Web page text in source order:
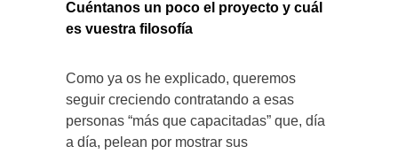
Cuéntanos un poco el proyecto y cuál
es vuestra filosofía
Como ya os he explicado, queremos
seguir creciendo contratando a esas
personas “más que capacitadas” que, día
a día, pelean por mostrar sus